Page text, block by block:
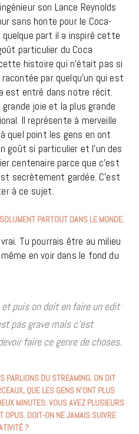
son Lance Reynolds
sans honte pour le Coca-
part il a inspiré cette
particulier du Coca
histoire qui n’était pas si
par quelqu’un qui est
est entré dans notre récit.
joie et la plus grande
Il représente à merveille
quel point les gens en ont
goût si particulier et l’un des
centenaire parce que c’est
secrètement gardée. C’est
à ce sujet.
PARTOUT DANS LE MONDE.
Tu pourrais être au milieu
en voir dans le fond du
puis on doit en faire un edit
pas grave mais c’est
faire ce genre de choses.
PARLIONS DU STREAMING. ON DIT
QUE LES GENS N’ONT PLUS
MINUTES. VOUS AVEZ PLUSIEURS
DOIT-ON NE JAMAIS SUIVRE
?